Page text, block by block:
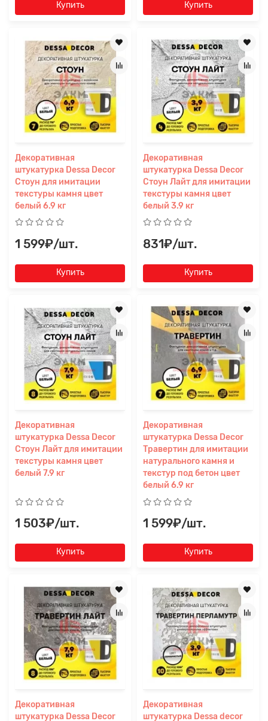
Купить Купить
Декоративная
штукатурка Dessa Decor
Стоун для имитации
текстуры камня цвет
белый 6.9 кг
1 599₽/шт.
Купить
Декоративная
штукатурка Dessa Decor
Стоун Лайт для имитации
текстуры камня цвет
белый 3.9 кг
831₽/шт.
Купить
Декоративная
штукатурка Dessa Decor
Стоун Лайт для имитации
текстуры камня цвет
белый 7.9 кг
1 503₽/шт.
Купить
Декоративная
штукатурка Dessa Decor
Травертин для имитации
натурального камня и
текстур под бетон цвет
белый 6.9 кг
1 599₽/шт.
Купить
Декоративная
штукатурка Dessa Decor
Декоративная
штукатурка Dessa decor
файл